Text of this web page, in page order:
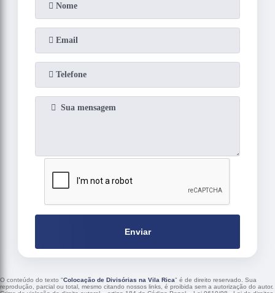
Enviar
O conteúdo do texto "Colocação de Divisórias na Vila Rica" é de direito reservado. Sua
reprodução, parcial ou total, mesmo citando nossos links, é proibida sem a autorização do autor.